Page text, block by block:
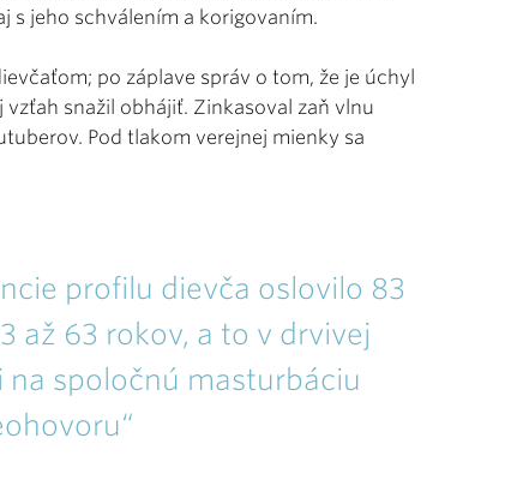
s jeho schválením a korigovaním.
po záplave správ o tom, že je úchyl
snažil obhájiť. Zinkasoval zaň vlnu
Pod tlakom verejnej mienky sa
profilu dievča oslovilo 83
až 63 rokov, a to v drvivej
spoločnú masturbáciu